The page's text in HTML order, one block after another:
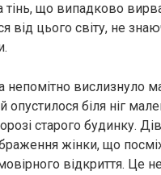
що випадково
від цього світу, не
вислизнуло
опустилося біля ніг
старого будинку.
жінки, що
відкриття. Це